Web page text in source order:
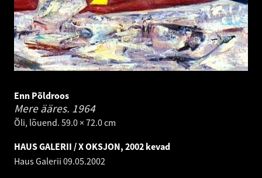
Enn Põldroos
Mere ääres. 1964
Õli, lõuend. 59.0 × 72.0 cm
HAUS GALERII / X OKSJON, 2002 kevad
Haus Galerii 09.05.2002